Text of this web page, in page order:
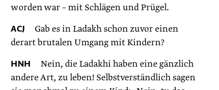
worden war – mit Schlägen und Prügel.
ACJ Gab es in Ladakh schon zuvor einen
derart brutalen Umgang mit Kindern?
HNH Nein, die Ladakhi haben eine gänzlich
andere Art, zu leben! Selbstverständlich sagen